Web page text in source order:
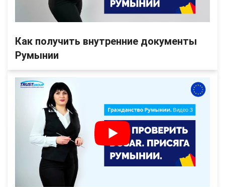
Как получить внутренние документы
Румынии